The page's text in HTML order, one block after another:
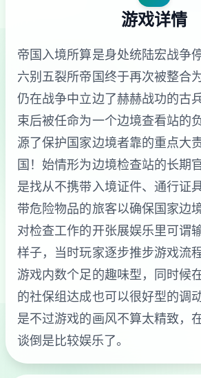
游戏详情
帝国入境所算是身处统陆宏战争
六别五裂所帝国终于再次被整合
仍在战争中立边了赫赫战功的古
束后被任命为一个边境查看站的
源了保护国家边境者靠的重点大
国！始情形为边境检查站的长期
是找从不携带入境证件、通行证
带危险物品的旅客以确保国家边
对检查工作的开张展娱乐里可谓
样子，当时玩家逐步推步游戏流
游戏内数个足的趣味型，同时候
的社保组达成也可以很好型的调
是不过游戏的画风不算太精致，
谈倒是比较娱乐了。